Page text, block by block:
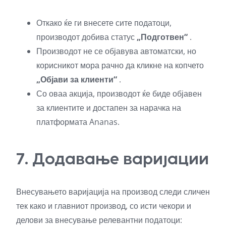
Откако ќе ги внесете сите податоци,
производот добива статус „Подготвен“ .
Производот не се објавува автоматски, но
корисникот мора рачно да кликне на копчето
„Објави за клиенти“ .
Со оваа акција, производот ќе биде објавен
за клиентите и достапен за нарачка на
платформата Ananas.
7. Додавање варијации
Внесувањето варијација на производ следи сличен
тек како и главниот производ, со исти чекори и
делови за внесување релевантни податоци: